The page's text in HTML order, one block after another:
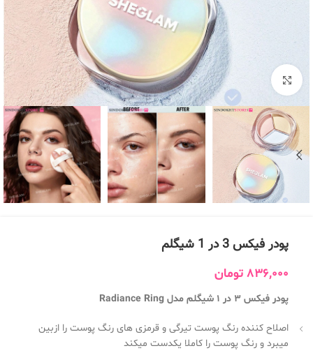
بزرگنمایی تصویر
پودر فیکس 3 در 1 شیگلم
836,000 تومان
پودر فیکس 3 در 1 شیگلم مدل Radiance Ring
اصلاح کننده رنگ پوست تیرگی و قرمزی های رنگ پوست را ازبین
میبرد و رنگ پوست را کاملا یکدست میکند